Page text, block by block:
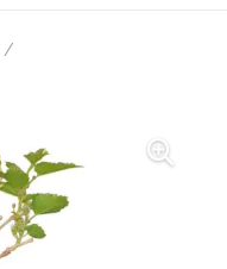
/